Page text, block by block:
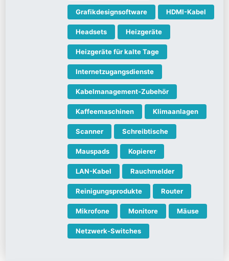
Grafikdesignsoftware HDMI-Kabel
Headsets Heizgeräte
Heizgeräte für kalte Tage
Internetzugangsdienste
Kabelmanagement-Zubehör
Kaffeemaschinen Klimaanlagen
Scanner Schreibtische
Mauspads Kopierer
LAN-Kabel Rauchmelder
Reinigungsprodukte Router
Mikrofone Monitore Mäuse
Netzwerk-Switches